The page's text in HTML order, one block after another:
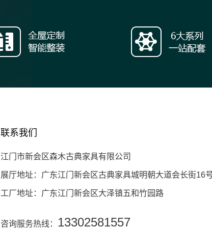
联系我们
江门市新会区森木古典家具有限公司
展厅地址：广东江门新会区古典家具城明朝大道会长街16
工厂地址：广东江门新会区大泽镇五和竹园路
咨询服务热线： 13302581557